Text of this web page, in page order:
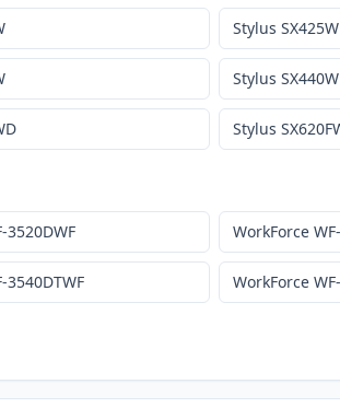
Stylus SX425W
Stylus SX440W
Stylus
3520DWF WorkForce
3540DTWF WorkForce